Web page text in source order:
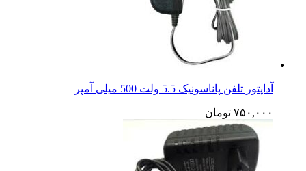
آداپتور تلفن پاناسونیک 5.5 ولت 500 میلی آمپر
۷۵۰,۰۰۰ تومان